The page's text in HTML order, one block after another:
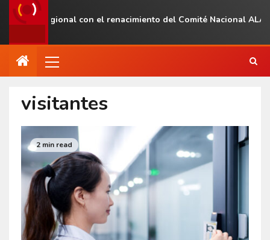
regional con el renacimiento del Comité Nacional ALAS
visitantes
2 min read